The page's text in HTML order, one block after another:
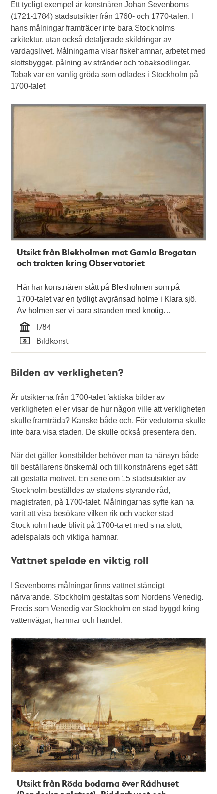
Ett tydligt exempel är konstnären Johan Sevenboms
(1721-1784) stadsutsikter från 1760- och 1770-talen. I
hans målningar framträder inte bara Stockholms
arkitektur, utan också detaljerade skildringar av
vardagslivet. Målningarna visar fiskehamnar, arbetet med
slottsbygget, pålning av stränder och tobaksodlingar.
Tobak var en vanlig gröda som odlades i Stockholm på
1700-talet.
Utsikt från Blekholmen mot Gamla Brogatan
och trakten kring Observatoriet
Här har konstnären stått på Blekholmen som på
1700-talet var en tydligt avgränsad holme i Klara sjö.
Av holmen ser vi bara stranden med knotig…
Tid
1784
Typ
Bildkonst
Bilden av verkligheten?
Är utsikterna från 1700-talet faktiska bilder av
verkligheten eller visar de hur någon ville att verkligheten
skulle framträda? Kanske både och. För vedutorna skulle
inte bara visa staden. De skulle också presentera den.
När det gäller konstbilder behöver man ta hänsyn både
till beställarens önskemål och till konstnärens eget sätt
att gestalta motivet. En serie om 15 stadsutsikter av
Stockholm beställdes av stadens styrande råd,
magistraten, på 1700-talet. Målningarnas syfte kan ha
varit att visa besökare vilken rik och vacker stad
Stockholm hade blivit på 1700-talet med sina slott,
adelspalats och viktiga hamnar.
Vattnet spelade en viktig roll
I Sevenboms målningar finns vattnet ständigt
närvarande. Stockholm gestaltas som Nordens Venedig.
Precis som Venedig var Stockholm en stad byggd kring
vattenvägar, hamnar och handel.
Utsikt från Röda bodarna över Rådhuset